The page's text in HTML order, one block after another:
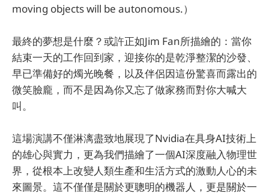
moving objects will be autonomous.）
最終的夢想是什麼？或許正如Jim Fan所描繪的：當你
結束一天的工作回到家，迎接你的是乾淨整潔的沙發、
早已準備好的燭光晚餐，以及伴侶因這份驚喜而露出的
微笑臉龐，而不是因為你又忘了做家務而對你大喊大
叫。
這場演講不僅淋漓盡致地展現了Nvidia在具身AI技術上
的雄心與實力，更為我們描繪了一個AI深度融入物理世
界，從根本上改變人類生產和生活方式的激動人心的未
來圖景。這不僅僅是關於更聰明的機器人，更是關於一